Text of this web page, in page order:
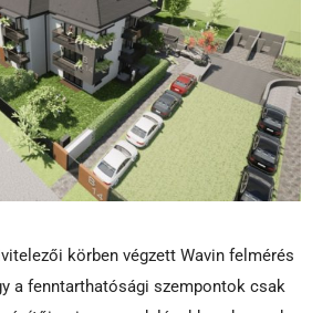
körben végzett Wavin felmérés
a fenntarthatósági szempontok csak